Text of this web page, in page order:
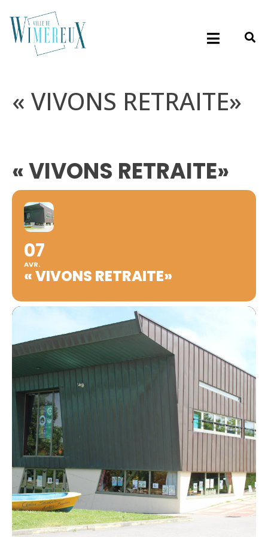
« VIVONS RETRAITE»
« VIVONS RETRAITE»
07
AVR.
« VIVONS RETRAITE»